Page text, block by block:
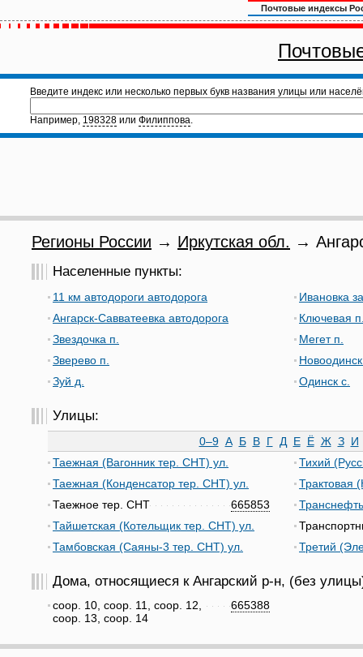
Почтовые индексы
Введите индекс или несколько первых букв названия улицы или
Например, 198328 или Филиппова.
Регионы России → Иркутская обл. →
Населенные пункты:
11 км автодороги автодорога
Ангарск-Савватеевка автодорога
Звездочка п.
Зверево п.
Зуй д.
Ивановка
Ключевая
Мегет п.
Одинск с.
Улицы:
0–9 А Б В Г Д Е Ё Ж З И
Таежная (Вагонник тер. СНТ) ул.
Таежная (Конденсатор тер. СНТ) ул.
665853
Таежное тер. СНТ
Тайшетская (Котельщик тер. СНТ) ул.
Тамбовская (Саяны-3 тер. СНТ) ул.
Тихий
Трактовая
Третий
Дома, относящиеся к Ангарский р-н, (без
665388
соор. 10, соор. 11, соор. 12,
соор. 13, соор. 14